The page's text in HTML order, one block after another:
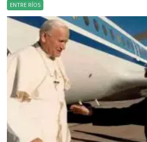
ENTRE RÍOS